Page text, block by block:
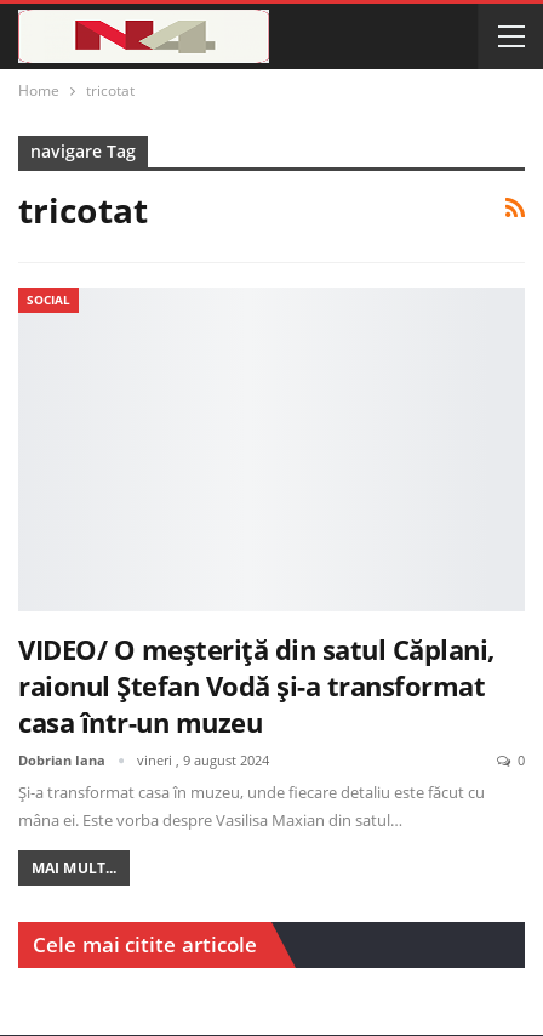
Home tricotat
navigare Tag
tricotat
SOCIAL
VIDEO/ O meșteriță din satul Căplani,
raionul Ștefan Vodă și-a transformat
casa într-un muzeu
Dobrian Iana vineri , 9 august 2024 0
Și-a transformat casa în muzeu, unde fiecare detaliu este făcut cu
mâna ei. Este vorba despre Vasilisa Maxian din satul…
MAI MULT...
Cele mai citite articole